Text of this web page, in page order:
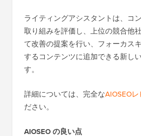
ライティングアシスタントは、コ
取り組みを評価し、上位の競合他
て改善の提案を行い、フォーカス
するコンテンツに追加できる新し
す。
詳細については、完全なAIOSEO
ださい。
AIOSEO の良い点